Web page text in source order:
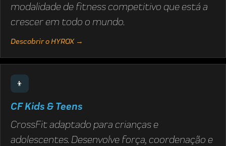
modalidade de fitness competitivo que está a
crescer em todo o mundo.
Descobrir o HYROX →
👦
CF Kids & Teens
CrossFit adaptado para crianças e
adolescentes. Desenvolve força, coordenação e